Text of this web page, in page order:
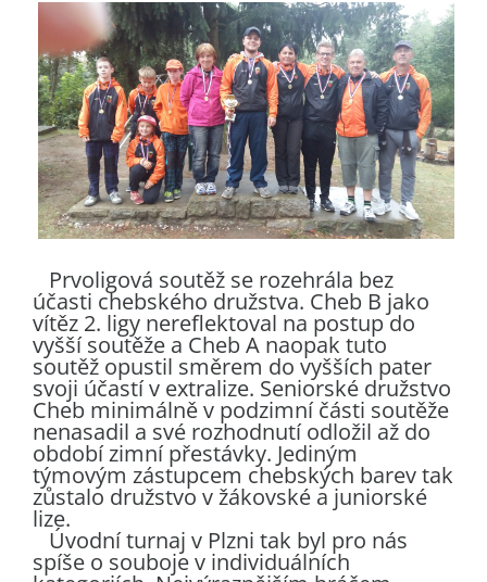
Prvoligová soutěž se rozehrála bez
účasti chebského družstva. Cheb B jako
vítěz 2. ligy nereflektoval na postup do
vyšší soutěže a Cheb A naopak tuto
soutěž opustil směrem do vyšších pater
svoji účastí v extralize. Seniorské družstvo
Cheb minimálně v podzimní části soutěže
nenasadil a své rozhodnutí odložil až do
období zimní přestávky. Jediným
týmovým zástupcem chebských barev tak
zůstalo družstvo v žákovské a juniorské
lize.
Úvodní turnaj v Plzni tak byl pro nás
spíše o souboje v individuálních